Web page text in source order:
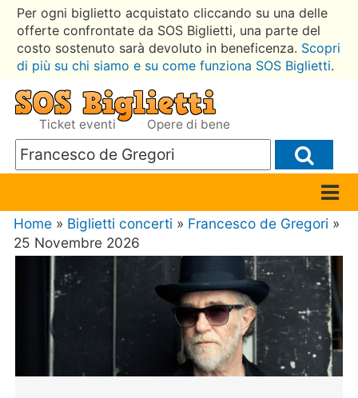
Per ogni biglietto acquistato cliccando su una delle
offerte confrontate da SOS Biglietti, una parte del
costo sostenuto sarà devoluto in beneficenza. Scopri
di più su chi siamo e su come funziona SOS Biglietti.
Ticket eventi Opere di bene
Home » Biglietti concerti » Francesco de Gregori »
25 Novembre 2026